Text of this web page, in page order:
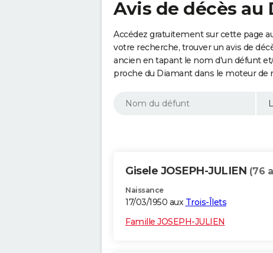
Avis de décès au
Accédez gratuitement sur cette page
votre recherche, trouver un avis de
ancien en tapant le nom d'un défunt
proche du Diamant dans le moteur de
Gisele JOSEPH-JULIEN (76
Naissance
17/03/1950 aux Trois-Îlets
Famille JOSEPH-JULIEN